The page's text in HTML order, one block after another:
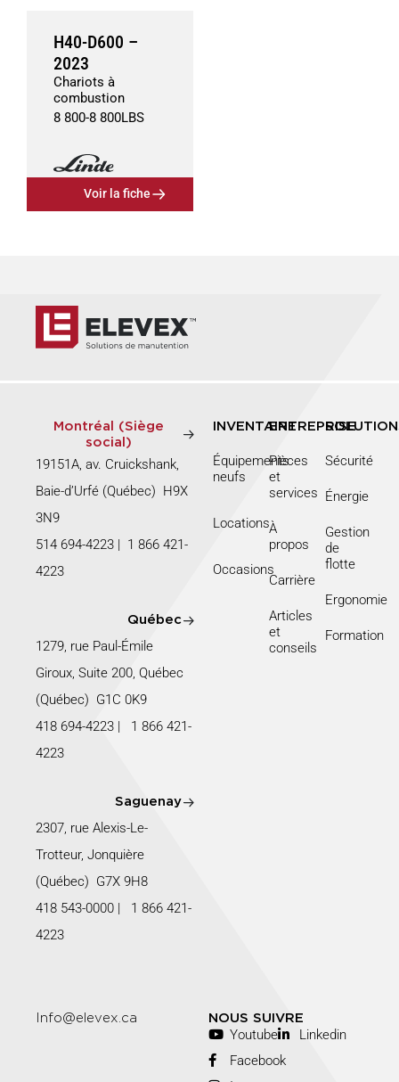
H40-D600 –
2023
Chariots à
combustion
8 800-8 800LBS
Voir la fiche
Montréal (Siège
social)
19151A, av. Cruickshank,
Baie-d’Urfé (Québec) H9X
3N9
514 694-4223 | 1 866 421-
4223
Québec
1279, rue Paul-Émile
Giroux, Suite 200, Québec
(Québec) G1C 0K9
418 694-4223 | 1 866 421-
4223
Saguenay
2307, rue Alexis-Le-
Trotteur, Jonquière
(Québec) G7X 9H8
418 543-0000 | 1 866 421-
4223
INVENTAIRE
Équipements
neufs
Locations
Occasions
ENTREPRISE
Pièces
et
services
À
propos
Carrière
Articles
et
conseils
Sécurité
Énergie
Gestion
de
flotte
Ergonomie
Formation
Info@elevex.ca NOUS SUIVRE
Youtube
Linkedin
Facebook